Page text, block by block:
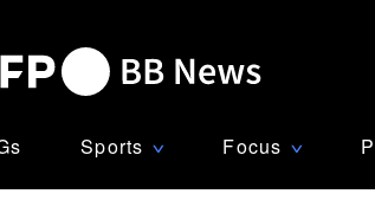
Sports ∨ Focus ∨